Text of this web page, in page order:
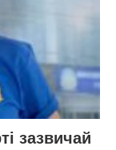
зазвичай